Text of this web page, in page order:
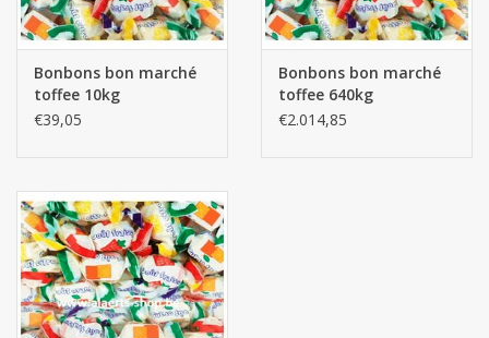
Rouleaux de caisse thermiques
Produits d'hygiène
Machines à café
Matériel d'emballage
Bonbons bon marché
toffee 10kg
€39,05
Bonbons bon marché
toffee 640kg
€2.014,85